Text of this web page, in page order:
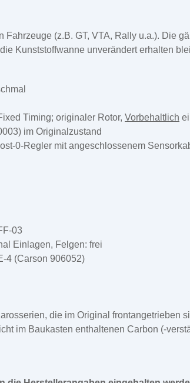
Fahrzeuge (z.B. GT, VTA, Rally u.a.). Die
Kunststoffwanne unverändert erhalten
Timing; originaler Rotor, Vorbehaltlich
im Originalzustand
0-Regler mit angeschlossenem
03
Einlagen, Felgen: frei
4 (Carson 906052)
die im Original frontangetrieben
im Baukasten enthaltenen Carbon